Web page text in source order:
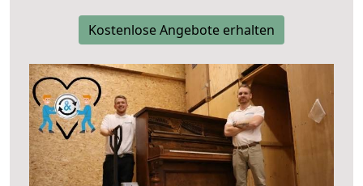
Kostenlose Angebote erhalten